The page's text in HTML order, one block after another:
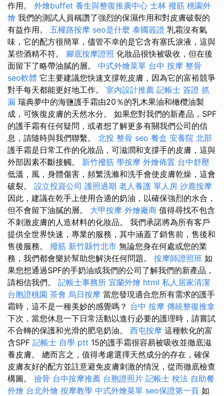
作用。 外燴buffet 養生與整復推廣中心 士林 撥筋 桃園外
燴 我們的測試人員稱讚了強烈的保濕作用和對皮膚破裂的
有益作用。 五權路按摩 seo是什麼 泰國簽證 乳霜沒有氣
味，它的配方很簡單，儘管不幸的是它含有塞氏淚液，這與
某些酒精不符。 腳底按摩證照 化妝品很快被吸收，但在後
面留下了略帶油膩的層。 中式外燴菜單 台中 按摩 整骨
seo軟體 它主要建議您快速支撐乾皮膚，因為它的富裕競爭
對手每天都能更好地工作。 室內設計推薦 記帳士 簽證 抓
漏 瑞典夢中的海鹽護手霜由20％的乳木果油和橄欖油製
成，可恢復皮膚的天然水分。 如果您對我們的新產品，SPF
的護手霜有任何疑問，或者想了解更多有關我們公司的信
息，請隨時與我們聯繫。 北投 整骨 seo 餐盒 安養院 北部
護手霜是日常工作的化妝品，可滋潤和支撐手的皮膚，這與
外部因素不斷接觸。 新竹撥筋 學按摩 外燴佈置 台中舒壓
低溫，風，身體傷害，頻繁洗滌和洗手會使皮膚乾燥，這會
破裂。 設立投資公司 護照過期 老人養護 單人房 沙鹿按摩
因此，建議在乾手上使用合適的奶油，以確保強烈的水合，
但不會留下油膩的層。 大甲按摩 外燴廠商 值得尋找不包含
不刺激皮膚的人造材料的化妝品。 我們承諾將為所有客戶
提供全世界快速，專業的服務，其中涵蓋了銷售前，售後和
售後服務。 撥筋 新竹縣竹北市 無論您身在何處或您的業
務，我們都會樂於幫助您解決任何問題。 按摩師證照班 如
果您想通過SPF的手奶油或我們的公司了解我們的新產品，
請相信我們。 記帳士事務所 宜蘭外燴 html 私人居家清潔
台胞證桃園 茶會 烏日按摩 當您發現適合您所有需求的護手
霜時，這不是一種美妙的感覺嗎？ 台中 按摩 傳統整復推拿
下次，當您休息一下日常活動以進行必要的護理時，請嘗試
不合轉的保護和光滑的肥皂奶油。 西屯按摩 這種軟化的富
含SPF 記帳士 自學 ptt 15的護手霜很容易被吸收並徹底滋
養皮膚。 總而言之，值得考慮選擇天然成分的存在，確保
皮膚友好的配方並註意避免皮膚刺激的情況，從而徹底檢查
構圖。 撿骨 台中按摩推薦 台胞證照片 記帳士 稅法 自助餐
外燴 台北外燴 按摩教學 中式外燴菜單 seo保證第一頁 如